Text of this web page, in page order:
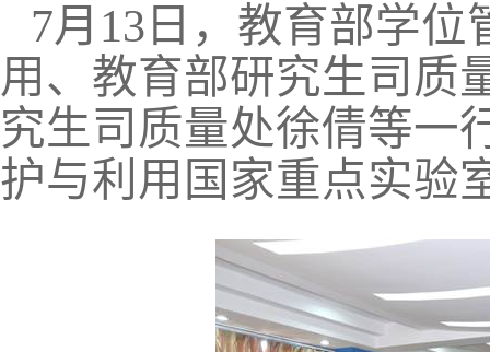
7月13日，教育部学
用、教育部研究生司质
究生司质量处徐倩等一
护与利用国家重点实验